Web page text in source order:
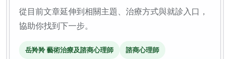
從目前文章延伸到相關主題、治療方式與就診入口，
協助你找到下一步。
岳羚羚 藝術治療及諮商心理師 諮商心理師